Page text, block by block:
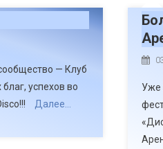
— Клуб
успехов во
Далее…
Уже